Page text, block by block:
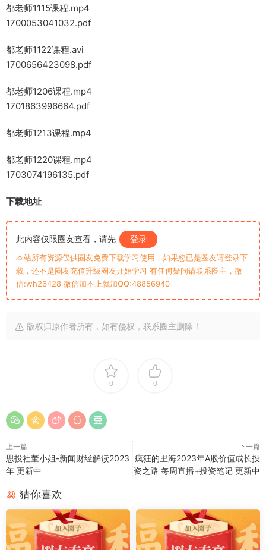
都老师1115课程.mp4
1700053041032.pdf
都老师1122课程.avi
1700656423098.pdf
都老师1206课程.mp4
1701863996664.pdf
都老师1213课程.mp4
都老师1220课程.mp4
1703074196135.pdf
下载地址
此内容仅限圈友查看，请先 登录
本站所有资源仅供圈友免费下载学习使用，如果您已是圈友请登录下
载，还不是圈友充值升级圈友开始学习 有任何疑问请联系圈主，微
信:wh26428 微信加不上就加QQ:48856940
版权归原作者所有，如有侵权，联系圈主删除！
0 0
上一篇
思投社董小姐-新闻财经解读2023
年 更新中
下一篇
疯狂的里海2023年A股价值成长投
资之路 每周直播+投资笔记 更新中
猜你喜欢